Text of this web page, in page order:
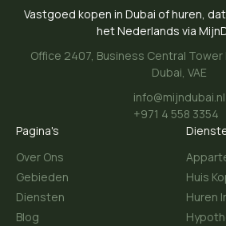
Vastgoed kopen in Dubai of huren,
het Nederlands via
Office 2407, Business Central Tower
Dubai, VAE
info@mijndubai.nl
+971 4 558 3354
Pagina's
Over Ons
Gebieden
Diensten
Blog
Huis
Huren